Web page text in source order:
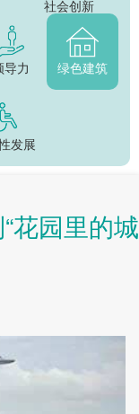
社会创新
导力 绿色建筑
发展
花园里的城